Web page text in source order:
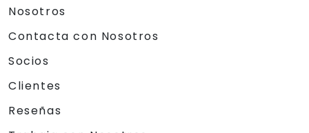
Nosotros
Contacta con Nosotros
Socios
Clientes
Reseñas